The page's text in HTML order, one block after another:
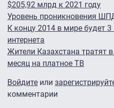
$205,92 млрд к 2021 году
Уровень проникновения
К концу 2014 в мире будет
интернета
Жители Казахстана тратят
месяц на платное ТВ
Войдите или
комментарии